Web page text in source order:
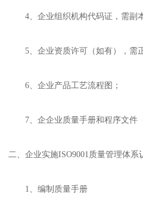
4、企业组织机构代码证，需副本
5、企业资质许可（如有），需正
6、企业产品工艺流程图；
7、企企业质量手册和程序文件（
二、企业实施ISO9001质量管理体系
1、编制质量手册